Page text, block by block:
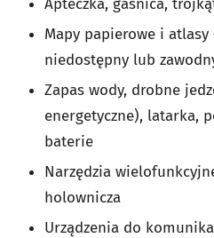
Apteczka, gaśnica,
Mapy papierowe i atlasy
niedostępny lub
Zapas wody, drobne
energetyczne), latarka,
baterie
Narzędzia
holownicza
Urządzenia do